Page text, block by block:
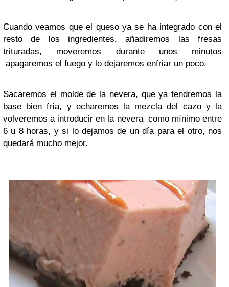
Cuando veamos que el queso ya se ha integrado con el
resto de los ingredientes, añadiremos las fresas
trituradas, moveremos durante unos minutos
apagaremos el fuego y lo dejaremos enfriar un poco.
Sacaremos el molde de la nevera, que ya tendremos la
base bien fría, y echaremos la mezcla del cazo y la
volveremos a introducir en la nevera como mínimo entre
6 u 8 horas, y si lo dejamos de un día para el otro, nos
quedará mucho mejor.